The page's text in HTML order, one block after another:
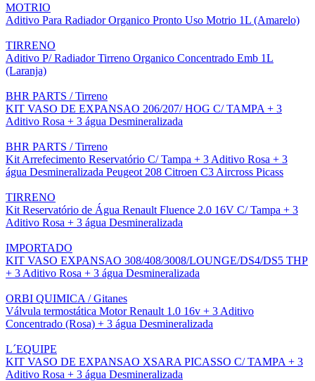
MOTRIO
Aditivo Para Radiador Organico Pronto Uso Motrio 1L (Amarelo)
TIRRENO
Aditivo P/ Radiador Tirreno Organico Concentrado Emb 1L
(Laranja)
BHR PARTS / Tirreno
KIT VASO DE EXPANSAO 206/207/ HOG C/ TAMPA + 3
Aditivo Rosa + 3 água Desmineralizada
BHR PARTS / Tirreno
Kit Arrefecimento Reservatório C/ Tampa + 3 Aditivo Rosa + 3
água Desmineralizada Peugeot 208 Citroen C3 Aircross Picass
TIRRENO
Kit Reservatório de Água Renault Fluence 2.0 16V C/ Tampa + 3
Aditivo Rosa + 3 água Desmineralizada
IMPORTADO
KIT VASO EXPANSAO 308/408/3008/LOUNGE/DS4/DS5 THP
+ 3 Aditivo Rosa + 3 água Desmineralizada
ORBI QUIMICA / Gitanes
Válvula termostática Motor Renault 1.0 16v + 3 Aditivo
Concentrado (Rosa) + 3 água Desmineralizada
L´EQUIPE
KIT VASO DE EXPANSAO XSARA PICASSO C/ TAMPA + 3
Aditivo Rosa + 3 água Desmineralizada